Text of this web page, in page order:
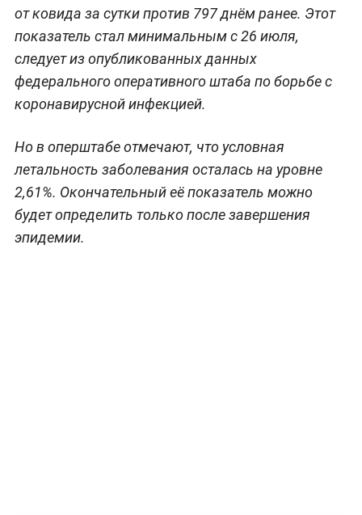
от ковида за сутки против 797 днём ранее. Этот
показатель стал минимальным с 26 июля,
следует из опубликованных данных
федерального оперативного штаба по борьбе с
коронавирусной инфекцией.
Но в оперштабе отмечают, что условная
летальность заболевания осталась на уровне
2,61%. Окончательный её показатель можно
будет определить только после завершения
эпидемии.